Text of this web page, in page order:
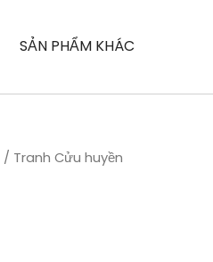
SẢN PHẨM KHÁC
/ Tranh Cửu huyền